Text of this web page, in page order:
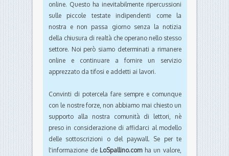
online. Questo ha inevitabilmente ripercussioni
sulle piccole testate indipendenti come la
nostra e non passa giorno senza la notizia
della chiusura di realtà che operano nello stesso
settore. Noi però siamo determinati a rimanere
online e continuare a fornire un servizio
apprezzato da tifosi e addetti ai lavori.
Convinti di potercela fare sempre e comunque
con le nostre forze, non abbiamo mai chiesto un
supporto alla nostra comunità di lettori, nè
preso in considerazione di affidarci al modello
delle sottoscrizioni o del paywall. Se per te
l'informazione de LoSpallino.comha un valore,